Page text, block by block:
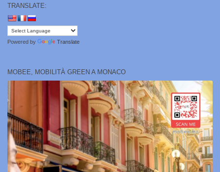
TRANSLATE:
Powered by Translate
MOBEE, MOBILITÀ GREEN A MONACO